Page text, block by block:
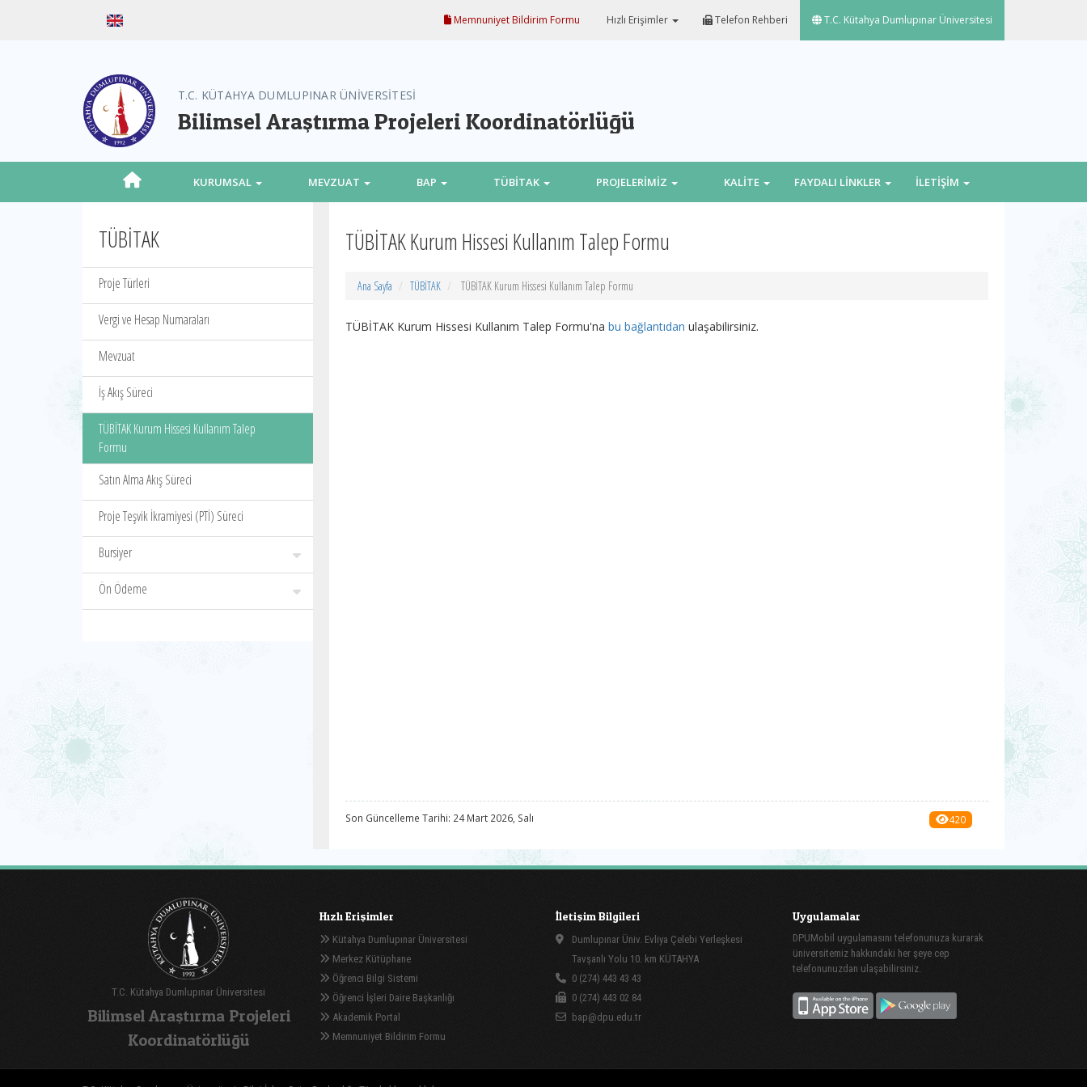
Memnuniyet Bildirim Formu Hızlı Erişimler Telefon Rehberi T.C. Kütahya Dumlupınar Üniversitesi
T.C. KÜTAHYA DUMLUPINAR ÜNİVERSİTESİ
Bilimsel Araştırma Projeleri Koordinatörlüğü
KURUMSAL MEVZUAT BAP TÜBİTAK PROJELERİMİZ KALİTE FAYDALI LİNKLER İLETİŞİM
TÜBİTAK
Proje Türleri
Vergi ve Hesap Numaraları
Mevzuat
İş Akış Süreci
TÜBİTAK Kurum Hissesi Kullanım Talep
Formu
Satın Alma Akış Süreci
Proje Teşvik İkramiyesi (PTİ) Süreci
Bursiyer
Ön Ödeme
TÜBİTAK Kurum Hissesi Kullanım Talep Formu
Ana Sayfa TÜBİTAK TÜBİTAK Kurum Hissesi Kullanım Talep Formu
TÜBİTAK Kurum Hissesi Kullanım Talep Formu'na bu bağlantıdan ulaşabilirsiniz.
Son Güncelleme Tarihi: 24 Mart 2026, Salı 420
T.C. Kütahya Dumlupınar Üniversitesi
Bilimsel Araştırma Projeleri
Koordinatörlüğü
Hızlı Erişimler
Kütahya Dumlupınar Üniversitesi
Merkez Kütüphane
Öğrenci Bilgi Sistemi
Öğrenci İşleri Daire Başkanlığı
Akademik Portal
Memnuniyet Bildirim Formu
İletişim Bilgileri
Dumlupınar Üniv. Evliya Çelebi Yerleşkesi
Tavşanlı Yolu 10. km KÜTAHYA
0 (274) 443 43 43
0 (274) 443 02 84
bap@dpu.edu.tr
Uygulamalar
DPUMobil uygulamasını telefonunuza kurarak
üniversitemiz hakkındaki her şeye cep
telefonunuzdan ulaşabilirsiniz.